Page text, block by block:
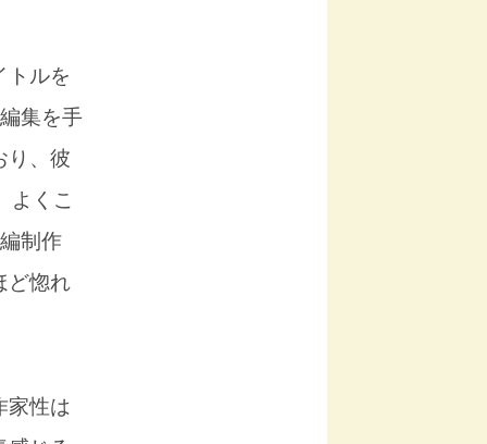
トルを
集を手
り、彼
よくこ
制作
ど惚れ
性は